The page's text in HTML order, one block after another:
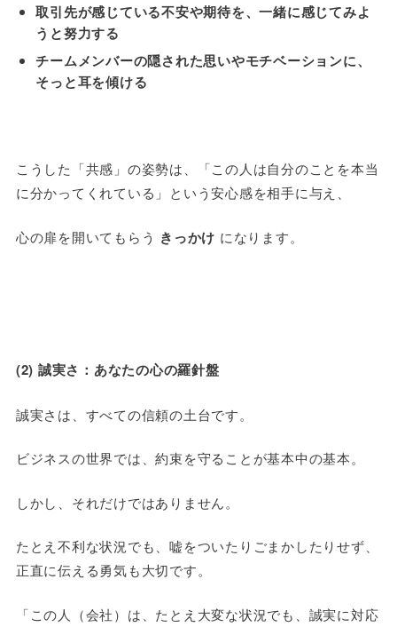
取引先が感じている不安や期待を、一緒に感じてみよ
うと努力する
チームメンバーの隠された思いやモチベーションに、
そっと耳を傾ける
こうした「共感」の姿勢は、「この人は自分のことを本当
に分かってくれている」という安心感を相手に与え、
心の扉を開いてもらう きっかけ になります。
(2) 誠実さ：あなたの心の羅針盤
誠実さは、すべての信頼の土台です。
ビジネスの世界では、約束を守ることが基本中の基本。
しかし、それだけではありません。
たとえ不利な状況でも、嘘をついたりごまかしたりせず、
正直に伝える勇気も大切です。
「この人（会社）は、たとえ大変な状況でも、誠実に対応